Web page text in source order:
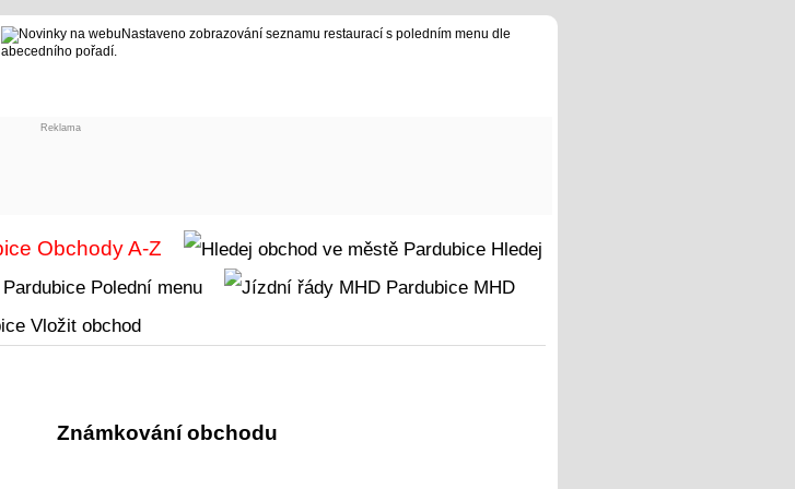
Nastaveno zobrazování seznamu restaurací s poledním menu dle
abecedního pořadí.
Reklama
Obchody A-Z
Hledej
Polední menu
MHD
Vložit obchod
Známkování obchodu